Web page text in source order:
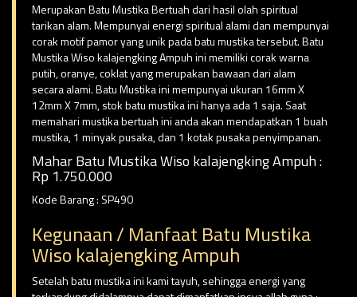
Merupakan Batu Mustika Bertuah dari hasil olah spiritual
tarikan alam. Mempunyai energi spiritual alami dan mempunyai
corak motif pamor yang unik pada batu mustika tersebut. Batu
Mustika Wiso kalajengking Ampuh ini memiliki corak warna
putih, oranye, coklat yang merupakan bawaan dari alam
secara alami. Batu Mustika ini mempunyai ukuran 16mm X
12mm X 7mm, stok batu mustika ini hanya ada 1 saja. Saat
memahari mustika bertuah ini anda akan mendapatkan 1 buah
mustika, 1 minyak pusaka, dan 1 kotak pusaka penyimpanan.
Mahar Batu Mustika Wiso kalajengking Ampuh :
Rp 1.750.000
Kode Barang : SP490
Kegunaan / Manfaat Batu Mustika
Wiso kalajengking Ampuh
Setelah batu mustika ini kami tayuh, sehingga energi yang